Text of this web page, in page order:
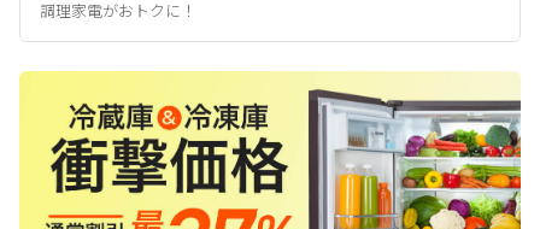
調理家電がおトクに！